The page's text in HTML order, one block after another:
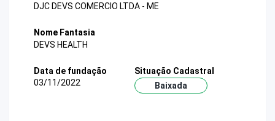
DJC DEVS COMERCIO LTDA - ME
Nome Fantasia
DEVS HEALTH
Data de fundação
03/11/2022
Situação Cadastral
Baixada